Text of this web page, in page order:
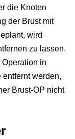
die Knoten
der Brust mit
wird
zu lassen.
in
werden,
Brust-OP nicht